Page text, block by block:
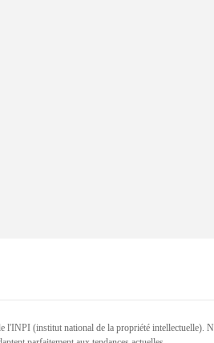
l'INPI (institut national de la propriété intellectuelle).